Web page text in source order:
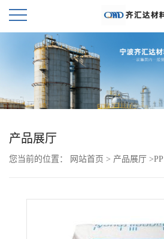
首
页
公
产品展厅
您当前的位置： 网站首页 > 产品展厅 >PP